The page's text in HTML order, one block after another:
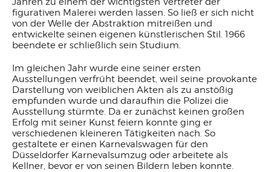
figurativen Malerei werden lassen. So ließ er sich nicht
von der Welle der Abstraktion mitreißen und
entwickelte seinen eigenen künstlerischen Stil. 1966
beendete er schließlich sein Studium.
Im gleichen Jahr wurde eine seiner ersten
Ausstellungen verfrüht beendet, weil seine provokante
Darstellung von weiblichen Akten als zu anstößig
empfunden wurde und daraufhin die Polizei die
Ausstellung stürmte. Da er zunächst keinen großen
Erfolg mit seiner Kunst feiern konnte ging er
verschiedenen kleineren Tätigkeiten nach. So
gestaltete er einen Karnevalswagen für den
Düsseldorfer Karnevalsumzug oder arbeitete als
Kellner, bevor er von seinen Bildern leben konnte.